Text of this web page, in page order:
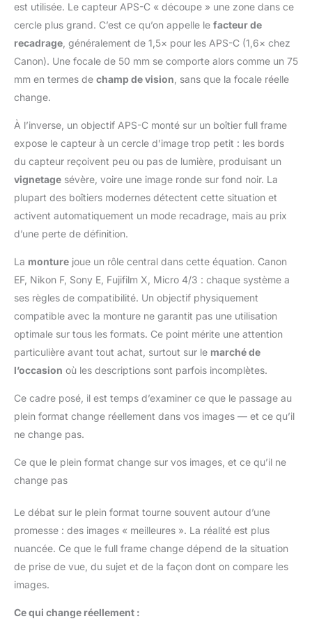
est utilisée. Le capteur APS-C « découpe » une zone dans ce
cercle plus grand. C’est ce qu’on appelle le facteur de
recadrage , généralement de 1,5× pour les APS-C (1,6× chez
Canon). Une focale de 50 mm se comporte alors comme un 75
mm en termes de champ de vision , sans que la focale réelle
change.
À l’inverse, un objectif APS-C monté sur un boîtier full frame
expose le capteur à un cercle d’image trop petit : les bords
du capteur reçoivent peu ou pas de lumière, produisant un
vignetage sévère, voire une image ronde sur fond noir. La
plupart des boîtiers modernes détectent cette situation et
activent automatiquement un mode recadrage, mais au prix
d’une perte de définition.
La monture joue un rôle central dans cette équation. Canon
EF, Nikon F, Sony E, Fujifilm X, Micro 4/3 : chaque système a
ses règles de compatibilité. Un objectif physiquement
compatible avec la monture ne garantit pas une utilisation
optimale sur tous les formats. Ce point mérite une attention
particulière avant tout achat, surtout sur le marché de
l’occasion où les descriptions sont parfois incomplètes.
Ce cadre posé, il est temps d’examiner ce que le passage au
plein format change réellement dans vos images — et ce qu’il
ne change pas.
Ce que le plein format change sur vos images, et ce qu’il ne
change pas
Le débat sur le plein format tourne souvent autour d’une
promesse : des images « meilleures ». La réalité est plus
nuancée. Ce que le full frame change dépend de la situation
de prise de vue, du sujet et de la façon dont on compare les
images.
Ce qui change réellement :